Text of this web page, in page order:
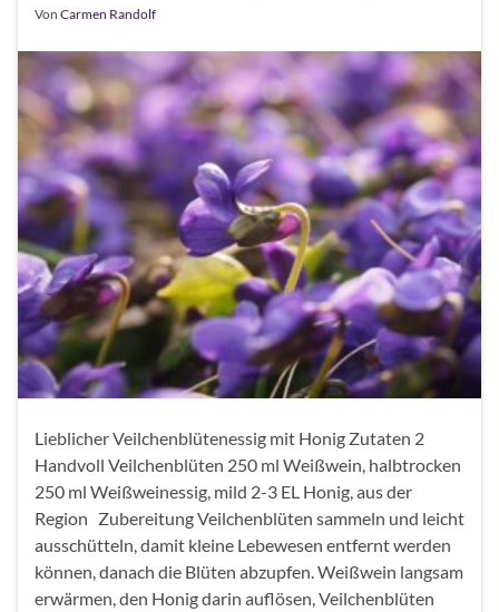
Von Carmen Randolf
Lieblicher Veilchenblütenessig mit Honig Zutaten 2
Handvoll Veilchenblüten 250 ml Weißwein, halbtrocken
250 ml Weißweinessig, mild 2-3 EL Honig, aus der
Region Zubereitung Veilchenblüten sammeln und leicht
ausschütteln, damit kleine Lebewesen entfernt werden
können, danach die Blüten abzupfen. Weißwein langsam
erwärmen, den Honig darin auflösen, Veilchenblüten